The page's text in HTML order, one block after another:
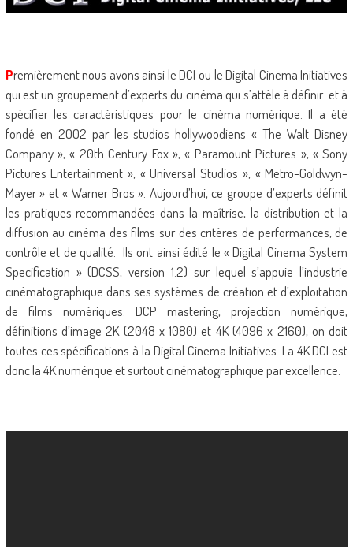
Premièrement nous avons ainsi le DCI ou le Digital Cinema Initiatives
qui est un groupement d’experts du cinéma qui s’attèle à définir et à
spécifier les caractéristiques pour le cinéma numérique. Il a été
fondé en 2002 par les studios hollywoodiens « The Walt Disney
Company », « 20th Century Fox », « Paramount Pictures », « Sony
Pictures Entertainment », « Universal Studios », « Metro-Goldwyn-
Mayer » et « Warner Bros ». Aujourd’hui, ce groupe d’experts définit
les pratiques recommandées dans la maîtrise, la distribution et la
diffusion au cinéma des films sur des critères de performances, de
contrôle et de qualité. Ils ont ainsi édité le « Digital Cinema System
Specification » (DCSS, version 1.2) sur lequel s’appuie l’industrie
cinématographique dans ses systèmes de création et d’exploitation
de films numériques. DCP mastering, projection numérique,
définitions d’image 2K (2048 x 1080) et 4K (4096 x 2160), on doit
toutes ces spécifications à la Digital Cinema Initiatives. La 4K DCI est
donc la 4K numérique et surtout cinématographique par excellence.